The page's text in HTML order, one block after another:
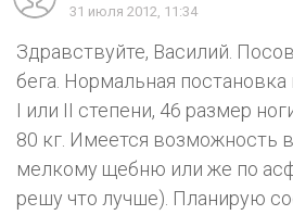
31 июля 2012, 11:34
Здравствуйте, Василий.
бега. Нормальная постановка
I или II степени, 46 размер
80 кг. Имеется возможность
мелкому щебню или же по
решу что лучше). Планирую